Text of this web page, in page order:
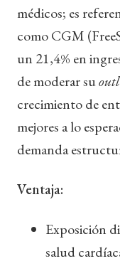
médicos; es
como CGM
un 21,4% en
de moderar su
crecimiento de
mejores a lo
demanda
Ventaja:
Exposición
salud